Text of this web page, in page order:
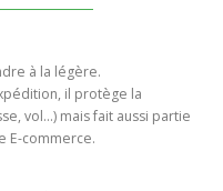
à la légère.
il protège la
vol…) mais fait aussi partie
E-commerce.